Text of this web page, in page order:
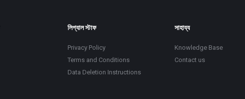
লিগ্যাল স্টাফ
Privacy Policy
Terms and Conditions
Data Deletion Instructions
সাহায্য
Knowledge Base
Contact us